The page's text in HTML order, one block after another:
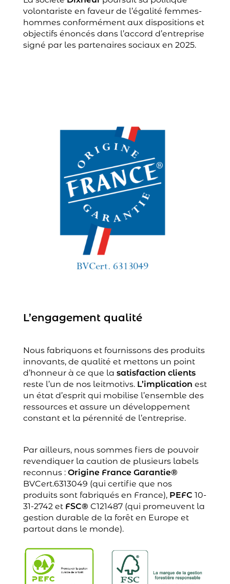
volontariste en faveur de l’égalité femmes-
hommes conformément aux dispositions et
objectifs énoncés dans l’accord d’entreprise
signé par les partenaires sociaux en 2025.
L’engagement qualité
Nous fabriquons et fournissons des produits
innovants, de qualité et mettons un point
d’honneur à ce que la satisfaction clients
reste l’un de nos leitmotivs. L’implication est
un état d’esprit qui mobilise l’ensemble des
ressources et assure un développement
constant et la pérennité de l’entreprise.
Par ailleurs, nous sommes fiers de pouvoir
revendiquer la caution de plusieurs labels
reconnus : Origine France Garantie®
BVCert.6313049 (qui certifie que nos
produits sont fabriqués en France), PEFC 10-
31-2742 et FSC® C121487 (qui promeuvent la
gestion durable de la forêt en Europe et
partout dans le monde).